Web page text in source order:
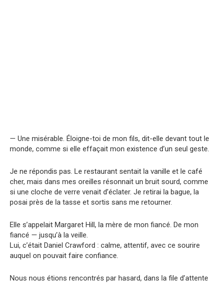
— Une misérable. Éloigne-toi de mon fils, dit-elle devant tout le
monde, comme si elle effaçait mon existence d’un seul geste.
Je ne répondis pas. Le restaurant sentait la vanille et le café
cher, mais dans mes oreilles résonnait un bruit sourd, comme
si une cloche de verre venait d’éclater. Je retirai la bague, la
posai près de la tasse et sortis sans me retourner.
Elle s’appelait Margaret Hill, la mère de mon fiancé. De mon
fiancé — jusqu’à la veille.
Lui, c’était Daniel Crawford : calme, attentif, avec ce sourire
auquel on pouvait faire confiance.
Nous nous étions rencontrés par hasard, dans la file d’attente